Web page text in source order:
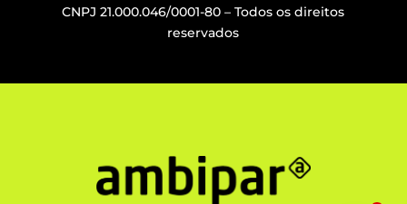
CNPJ21.000.046/0001-80 – Todos os direitos
reservados